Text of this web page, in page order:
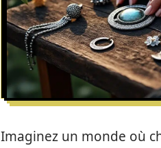
Imaginez un monde où